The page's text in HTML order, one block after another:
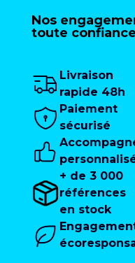
Nos
toute confiance
Livraison
rapide 48h
Paiement
sécurisé
+ de 3 000
références
en stock